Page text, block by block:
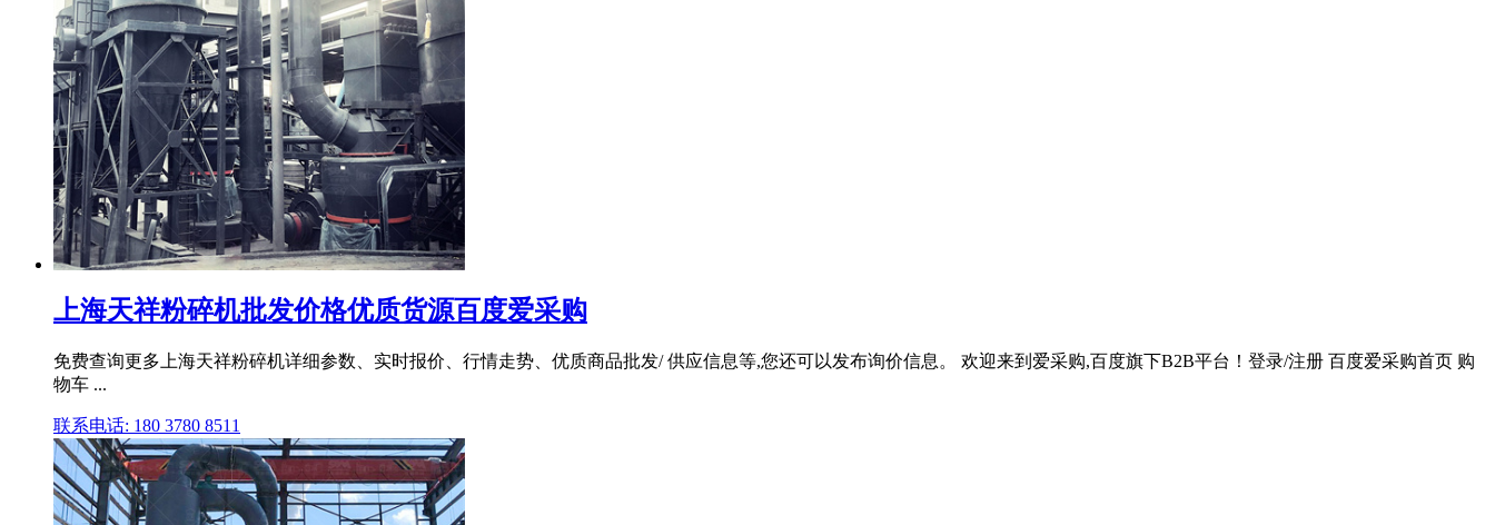
上海天祥粉碎机批发价格优质货源百度爱采购
免费查询更多上海天祥粉碎机详细参数、实时报价、行情走势、优质商品批发/ 供应信息等,您还可以发布询价信息。 欢迎来到爱采购,百度旗下B2B平台！登录/注册 百度爱采购首页 购
物车 ...
联系电话: 180 3780 8511